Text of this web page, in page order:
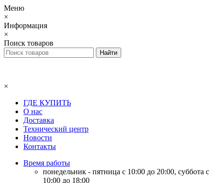
Меню
×
Информация
×
Поиск товаров
×
ГДЕ КУПИТЬ
О нас
Доставка
Технический центр
Новости
Контакты
Время работы
понедельник - пятница с 10:00 до 20:00, суббота с
10:00 до 18:00